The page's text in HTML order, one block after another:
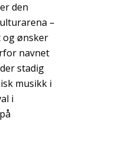
den
–
og ønsker
navnet
stadig
musikk i
i